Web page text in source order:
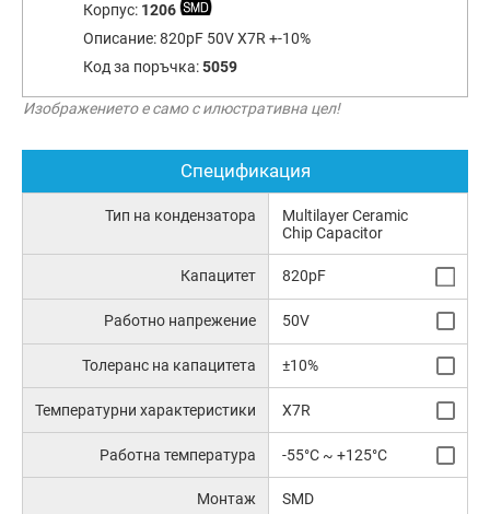
Корпус: 1206
Описание:820pF 50V X7R +-10%
Код за поръчка:5059
Изображението е само с илюстративна цел!
Спецификация
Тип на кондензатора
Multilayer Ceramic
Chip Capacitor
Капацитет 820pF
Работно напрежение 50V
Толеранс на капацитета ±10%
Температурни характеристики X7R
Работна температура -55°C ~ +125°C
Монтаж SMD